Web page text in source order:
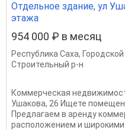
Отдельное здание, ул
этажа
954 000 ₽ в месяц
Республика Саха, Городской
Строительный р-н
Коммерческая
Ушакова, 26 Ищете
Предлагаем в аренду
расположением и